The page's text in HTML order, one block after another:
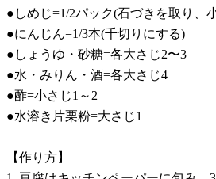
●しめじ=1/2パック(石づきを取り、
●にんじん=1/3本(千切りにする)
●しょうゆ・砂糖=各大さじ2〜3
●水・みりん・酒=各大さじ4
●酢=小さじ1～2
●水溶き片栗粉=大さじ1
【作り方】